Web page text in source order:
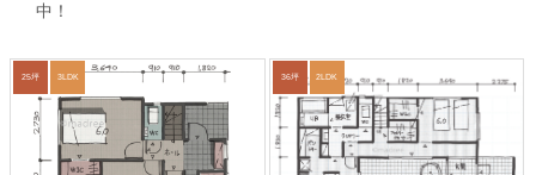
中！
25坪 3LDK 36坪 2LDK